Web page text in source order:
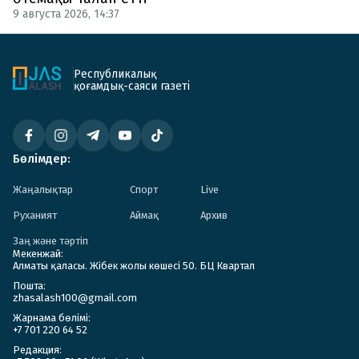
9 августа 2026, 14:37
Республикалық
қоғамдық-саяси газеті
Бөлімдер:
Жаңалықтар Спорт Live
Руханият Аймақ Архив
Заң және тәртіп
Мекенжай:
Алматы қаласы. Жібек жолы көшесі 50. БЦ Квартал
Пошта:
zhasalash100@gmail.com
Жарнама бөлімі:
+7 701 220 64 52
Редакция: